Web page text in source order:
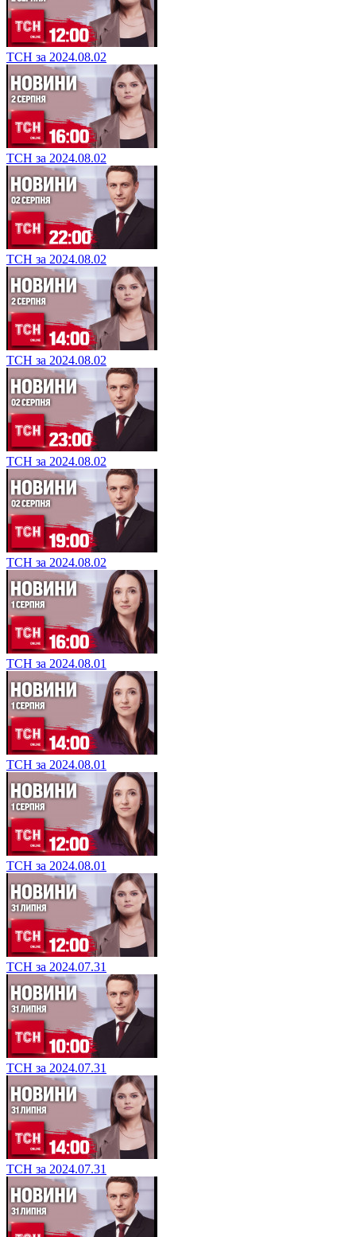
ТСН за 2024.08.02
ТСН за 2024.08.02
ТСН за 2024.08.02
ТСН за 2024.08.02
ТСН за 2024.08.02
ТСН за 2024.08.02
ТСН за 2024.08.01
ТСН за 2024.08.01
ТСН за 2024.08.01
ТСН за 2024.07.31
ТСН за 2024.07.31
ТСН за 2024.07.31